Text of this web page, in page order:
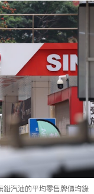
鉛汽油的平均零售牌價均錄